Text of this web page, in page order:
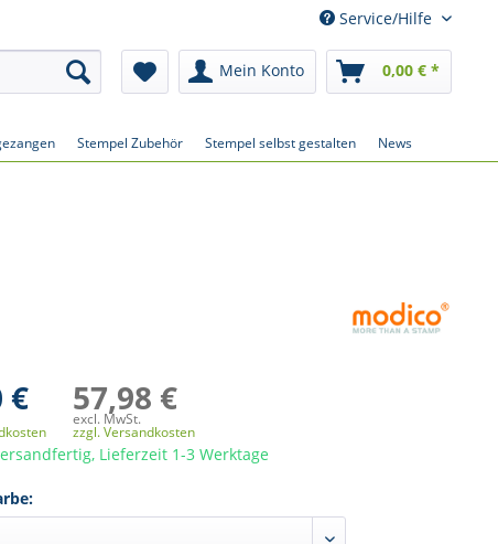
Service/Hilfe
Mein Konto 0,00 € *
Stempel Zubehör Stempel selbst gestalten News
€ 57,98 €
excl. MwSt.
zzgl. Versandkosten
Lieferzeit 1-3 Werktage